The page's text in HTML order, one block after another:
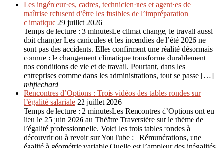
Les ingénieur·es, cadres, technicien·nes et agent·es de
maîtrise refusent d’être les fusibles de l’impréparation
climatique 29 juillet 2026
Temps de lecture : 3 minutesLe climat change, le travail aussi
doit changer Les canicules et les incendies de l’été 2026 ne
sont pas des accidents. Elles confirment une réalité désormais
connue : le changement climatique transforme durablement
nos conditions de vie et de travail. Pourtant, dans les
entreprises comme dans les administrations, tout se passe […]
mhflechard
Rencontres d’Options : Trois vidéos des tables rondes sur
l’égalité salariale 22 juillet 2026
Temps de lecture : 2 minutesLes Rencontres d’Options ont eu
lieu le 25 juin 2026 au Théâtre Traversière sur le thème de
l’égalité professionnelle. Voici les trois tables rondes à
découvrir ou à revoir sur YouTube : Rémunérations, une
égalité à géométrie variable Quelle est l’ampleur des inégalités